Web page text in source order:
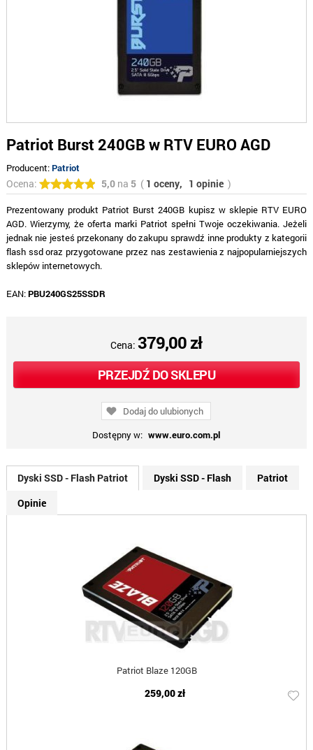
Patriot Burst 240GB w RTV EURO AGD
Producent:Patriot
Ocena: 5,0na 5( 1 oceny, 1 opinie )
Prezentowany produkt Patriot Burst 240GB kupisz w sklepie RTV EURO
AGD. Wierzymy, że oferta marki Patriot spełni Twoje oczekiwania. Jeżeli
jednak nie jesteś przekonany do zakupu sprawdź inne produkty z kategorii
flash ssd oraz przygotowane przez nas zestawienia z najpopularniejszych
sklepów internetowych.
EAN:PBU240GS25SSDR
Cena:379,00 zł
PRZEJDŹ DO SKLEPU
Dodaj do ulubionych
Dostępny w: www.euro.com.pl
Dyski SSD - Flash Patriot Dyski SSD - Flash
Patriot
Opinie
Patriot Blaze 120GB
259,00 zł